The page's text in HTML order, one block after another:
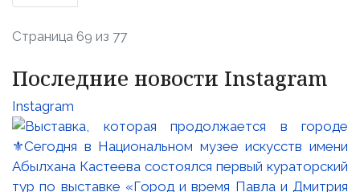
Страница 69 из 77
Последние новости Instagram
Instagram